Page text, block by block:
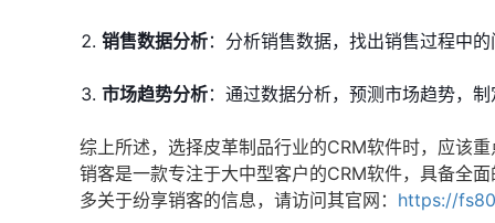
销售数据分析：分析销售数据，找出销售过程中
市场趋势分析：通过数据分析，预测市场趋势，
综上所述，选择皮革制品行业的CRM软件时，应该
销客是一款专注于大中型客户的CRM软件，具备全
多关于纷享销客的信息，请访问其官网： https://